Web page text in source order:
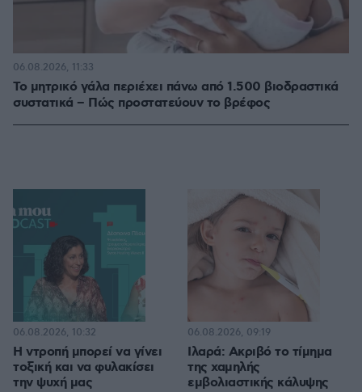
Το μητρικό γάλα περιέχει πάνω από 1.500 βιοδραστικά
συστατικά – Πώς προστατεύουν το βρέφος
06.08.2026, 11:33
Η ντροπή μπορεί να γίνει
τοξική και να φυλακίσει
την ψυχή μας
06.08.2026, 10:32
Ιλαρά: Ακριβό το τίμημα
της χαμηλής
εμβολιαστικής κάλυψης
06.08.2026, 09:19